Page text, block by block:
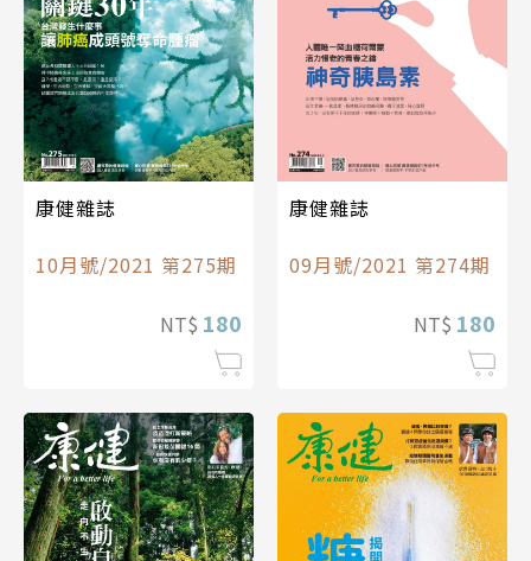
康健雜誌
10月號/2021 第275期
NT$ 180
康健雜誌
09月號/2021 第274期
NT$ 180